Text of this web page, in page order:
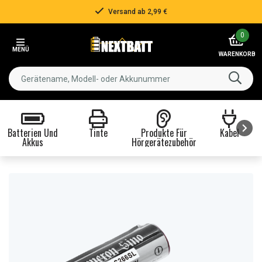
Versand ab 2,99 €
MENÜ
0
WARENKORB
Batterien Und
Akkus
Tinte Produkte Für
Hörgerätezubehör
Kabel